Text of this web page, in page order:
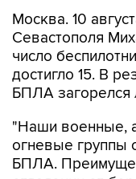
Москва. 10
Севастополя
число
достигло 15. В
БПЛА загорелся
"Наши военные,
огневые группы
БПЛА.